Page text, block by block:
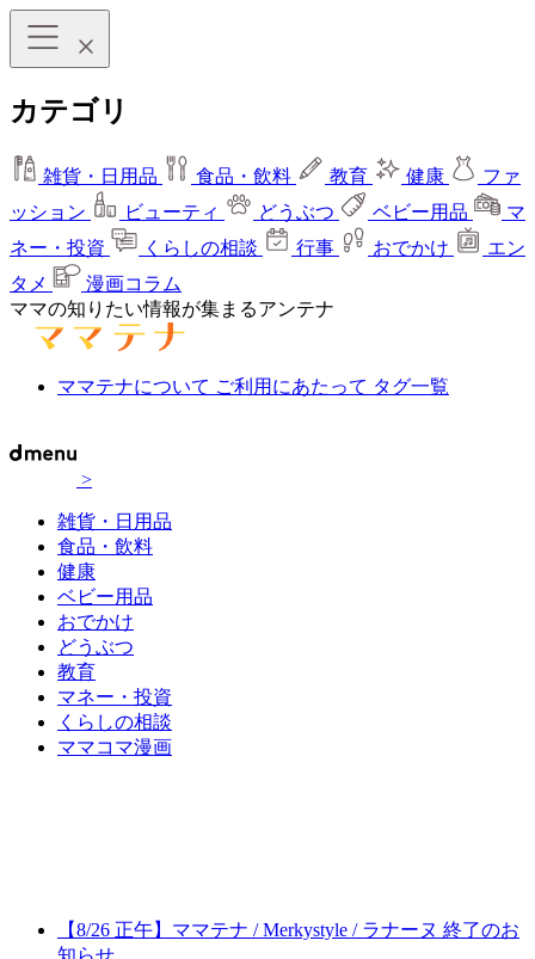
カテゴリ
雑貨・日用品 食品・飲料 教育 健康
ファ
ッション
ビューティ どうぶつ ベビー用品
マ
ネー・投資
くらしの相談 行事 おでかけ
エン
タメ
漫画コラム
ママの知りたい情報が集まるアンテナ
ママテナについて ご利用にあたって タグ一覧
>
雑貨・日用品
食品・飲料
健康
ベビー用品
おでかけ
どうぶつ
教育
マネー・投資
くらしの相談
ママコマ漫画
【8/26 正午】ママテナ / Merkystyle / ラナーヌ 終了のお
知らせ